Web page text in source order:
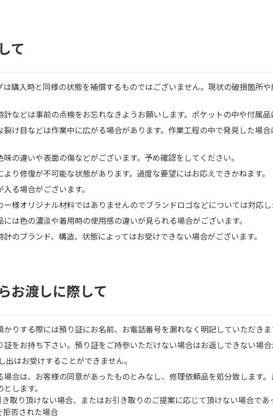
て
購入時と同様の状態を補償するものではございません。現状の破損箇所
などは事前の点検をお忘れなきようお願いします。ポケットの中や付属
け目などは作業中に広がる場合があります。作業工程の中で発見した場
の違いや表面の傷などがございます。予め確認をしてください。
り修復が不可能な状態があります。過度な要望にはお応えできかねます。
る場合がございます。
様オリジナル材料ではありませんのでブランドロゴなどについては対応
は色の濃淡や着用時の使用感の違いが見られる場合がございます。
のブランド、構造、状態によってはお受けできない場合がございます。
お渡しに際して
りする際には預り証にお名前、お電話番号を漏れなく明記していただきま
をお持ち下さい。預り証をご持参いただけない場合はお返しできない場
はお受けすることができません。
合は、お客様の同意があったものとみなし、修理依頼品を処分致します
します。
取り頂けない場合、またはお引き取りのご提案に応じて頂けない場合で
否された場合